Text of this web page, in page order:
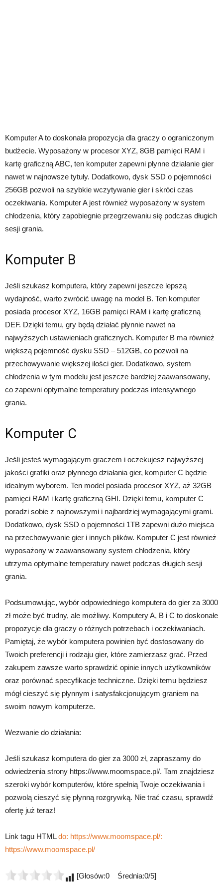
Komputer A to doskonała propozycja dla graczy o ograniczonym
budżecie. Wyposażony w procesor XYZ, 8GB pamięci RAM i
kartę graficzną ABC, ten komputer zapewni płynne działanie gier
nawet w najnowsze tytuły. Dodatkowo, dysk SSD o pojemności
256GB pozwoli na szybkie wczytywanie gier i skróci czas
oczekiwania. Komputer A jest również wyposażony w system
chłodzenia, który zapobiegnie przegrzewaniu się podczas długich
sesji grania.
Komputer B
Jeśli szukasz komputera, który zapewni jeszcze lepszą
wydajność, warto zwrócić uwagę na model B. Ten komputer
posiada procesor XYZ, 16GB pamięci RAM i kartę graficzną
DEF. Dzięki temu, gry będą działać płynnie nawet na
najwyższych ustawieniach graficznych. Komputer B ma również
większą pojemność dysku SSD – 512GB, co pozwoli na
przechowywanie większej ilości gier. Dodatkowo, system
chłodzenia w tym modelu jest jeszcze bardziej zaawansowany,
co zapewni optymalne temperatury podczas intensywnego
grania.
Komputer C
Jeśli jesteś wymagającym graczem i oczekujesz najwyższej
jakości grafiki oraz płynnego działania gier, komputer C będzie
idealnym wyborem. Ten model posiada procesor XYZ, aż 32GB
pamięci RAM i kartę graficzną GHI. Dzięki temu, komputer C
poradzi sobie z najnowszymi i najbardziej wymagającymi grami.
Dodatkowo, dysk SSD o pojemności 1TB zapewni dużo miejsca
na przechowywanie gier i innych plików. Komputer C jest również
wyposażony w zaawansowany system chłodzenia, który
utrzyma optymalne temperatury nawet podczas długich sesji
grania.
Podsumowując, wybór odpowiedniego komputera do gier za 3000
zł może być trudny, ale możliwy. Komputery A, B i C to doskonałe
propozycje dla graczy o różnych potrzebach i oczekiwaniach.
Pamiętaj, że wybór komputera powinien być dostosowany do
Twoich preferencji i rodzaju gier, które zamierzasz grać. Przed
zakupem zawsze warto sprawdzić opinie innych użytkowników
oraz porównać specyfikacje techniczne. Dzięki temu będziesz
mógł cieszyć się płynnym i satysfakcjonującym graniem na
swoim nowym komputerze.
Wezwanie do działania:
Jeśli szukasz komputera do gier za 3000 zł, zapraszamy do
odwiedzenia strony https://www.moomspace.pl/. Tam znajdziesz
szeroki wybór komputerów, które spełnią Twoje oczekiwania i
pozwolą cieszyć się płynną rozgrywką. Nie trać czasu, sprawdź
ofertę już teraz!
Link tagu HTMLdo: https://www.moomspace.pl/:
https://www.moomspace.pl/
[Głosów:0 Średnia:0/5]